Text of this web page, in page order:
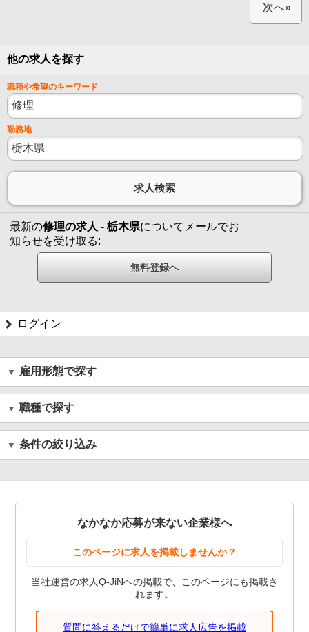
次へ»
他の求人を探す
職種や希望のキーワード
勤務地
最新の修理の求人 - 栃木県についてメールでお
知らせを受け取る:
ログイン
雇用形態で探す
職種で探す
条件の絞り込み
なかなか応募が来ない企業様へ
このページに求人を掲載しませんか？
当社運営の求人Q-JiNへの掲載で、このページにも掲載さ
れます。
質問に答えるだけで簡単に求人広告を掲載